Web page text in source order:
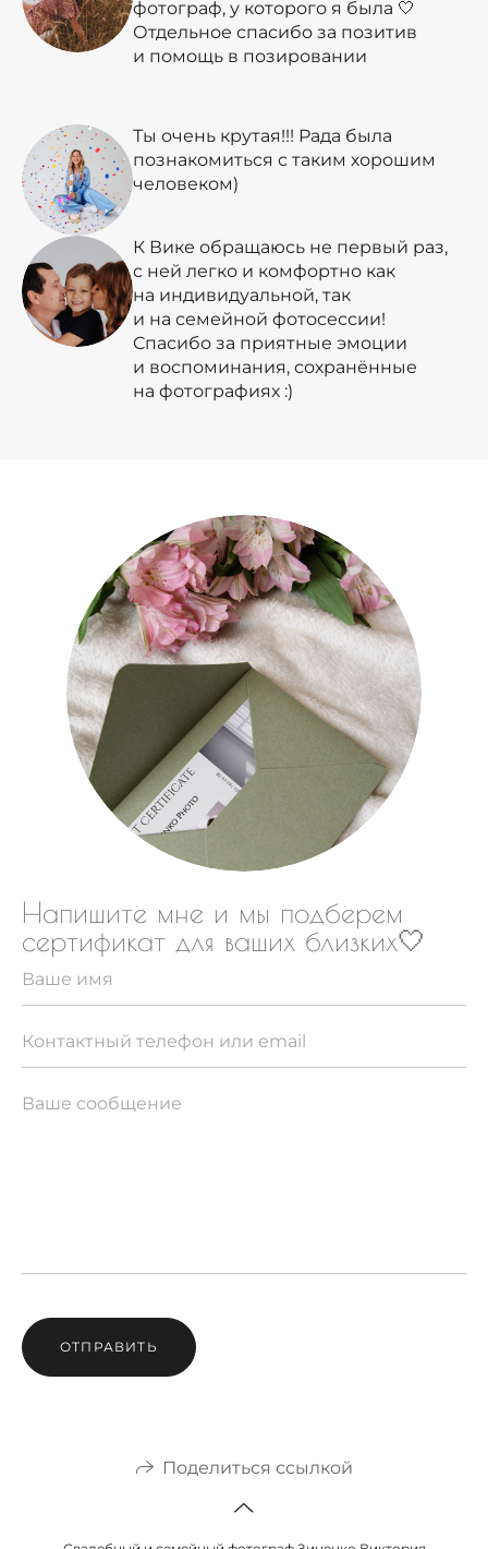
фотограф, у которого я была 🤍
Отдельное спасибо за позитив
и помощь в позировании
Ты очень крутая!!! Рада была
познакомиться с таким хорошим
человеком)
К Вике обращаюсь не первый раз,
с ней легко и комфортно как
на индивидуальной, так
и на семейной фотосессии!
Спасибо за приятные эмоции
и воспоминания, сохранённые
на фотографиях :)
Напишите мне и мы подберем
сертификат для ваших близких🤍
ОТПРАВИТЬ
Поделиться ссылкой